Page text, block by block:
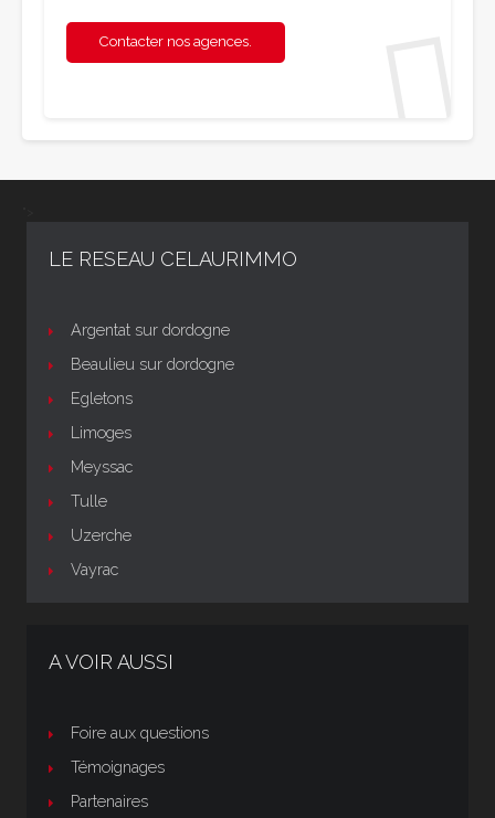
Contacter nos agences.
LE RESEAU CELAURIMMO
Argentat sur dordogne
Beaulieu sur dordogne
Egletons
Limoges
Meyssac
Tulle
Uzerche
Vayrac
A VOIR AUSSI
Foire aux questions
Témoignages
Partenaires